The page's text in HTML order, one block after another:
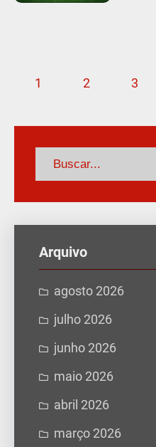
1 2 3
e
s
s
r
Arquivo
agosto 2026
julho 2026
junho 2026
maio 2026
abril 2026
março 2026